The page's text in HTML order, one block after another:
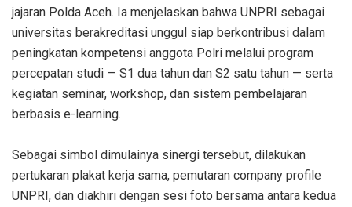
jajaran Polda Aceh. Ia menjelaskan bahwa UNPRI sebagai
universitas berakreditasi unggul siap berkontribusi dalam
peningkatan kompetensi anggota Polri melalui program
percepatan studi — S1 dua tahun dan S2 satu tahun — serta
kegiatan seminar, workshop, dan sistem pembelajaran
berbasis e-learning.
‎Sebagai simbol dimulainya sinergi tersebut, dilakukan
pertukaran plakat kerja sama, pemutaran company profile
UNPRI, dan diakhiri dengan sesi foto bersama antara kedua